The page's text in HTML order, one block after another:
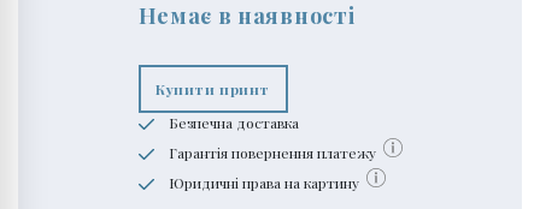
Немає в наявності
Купити принт
Безпечна доставка
Гарантія повернення платежу
Юридичні права на картину